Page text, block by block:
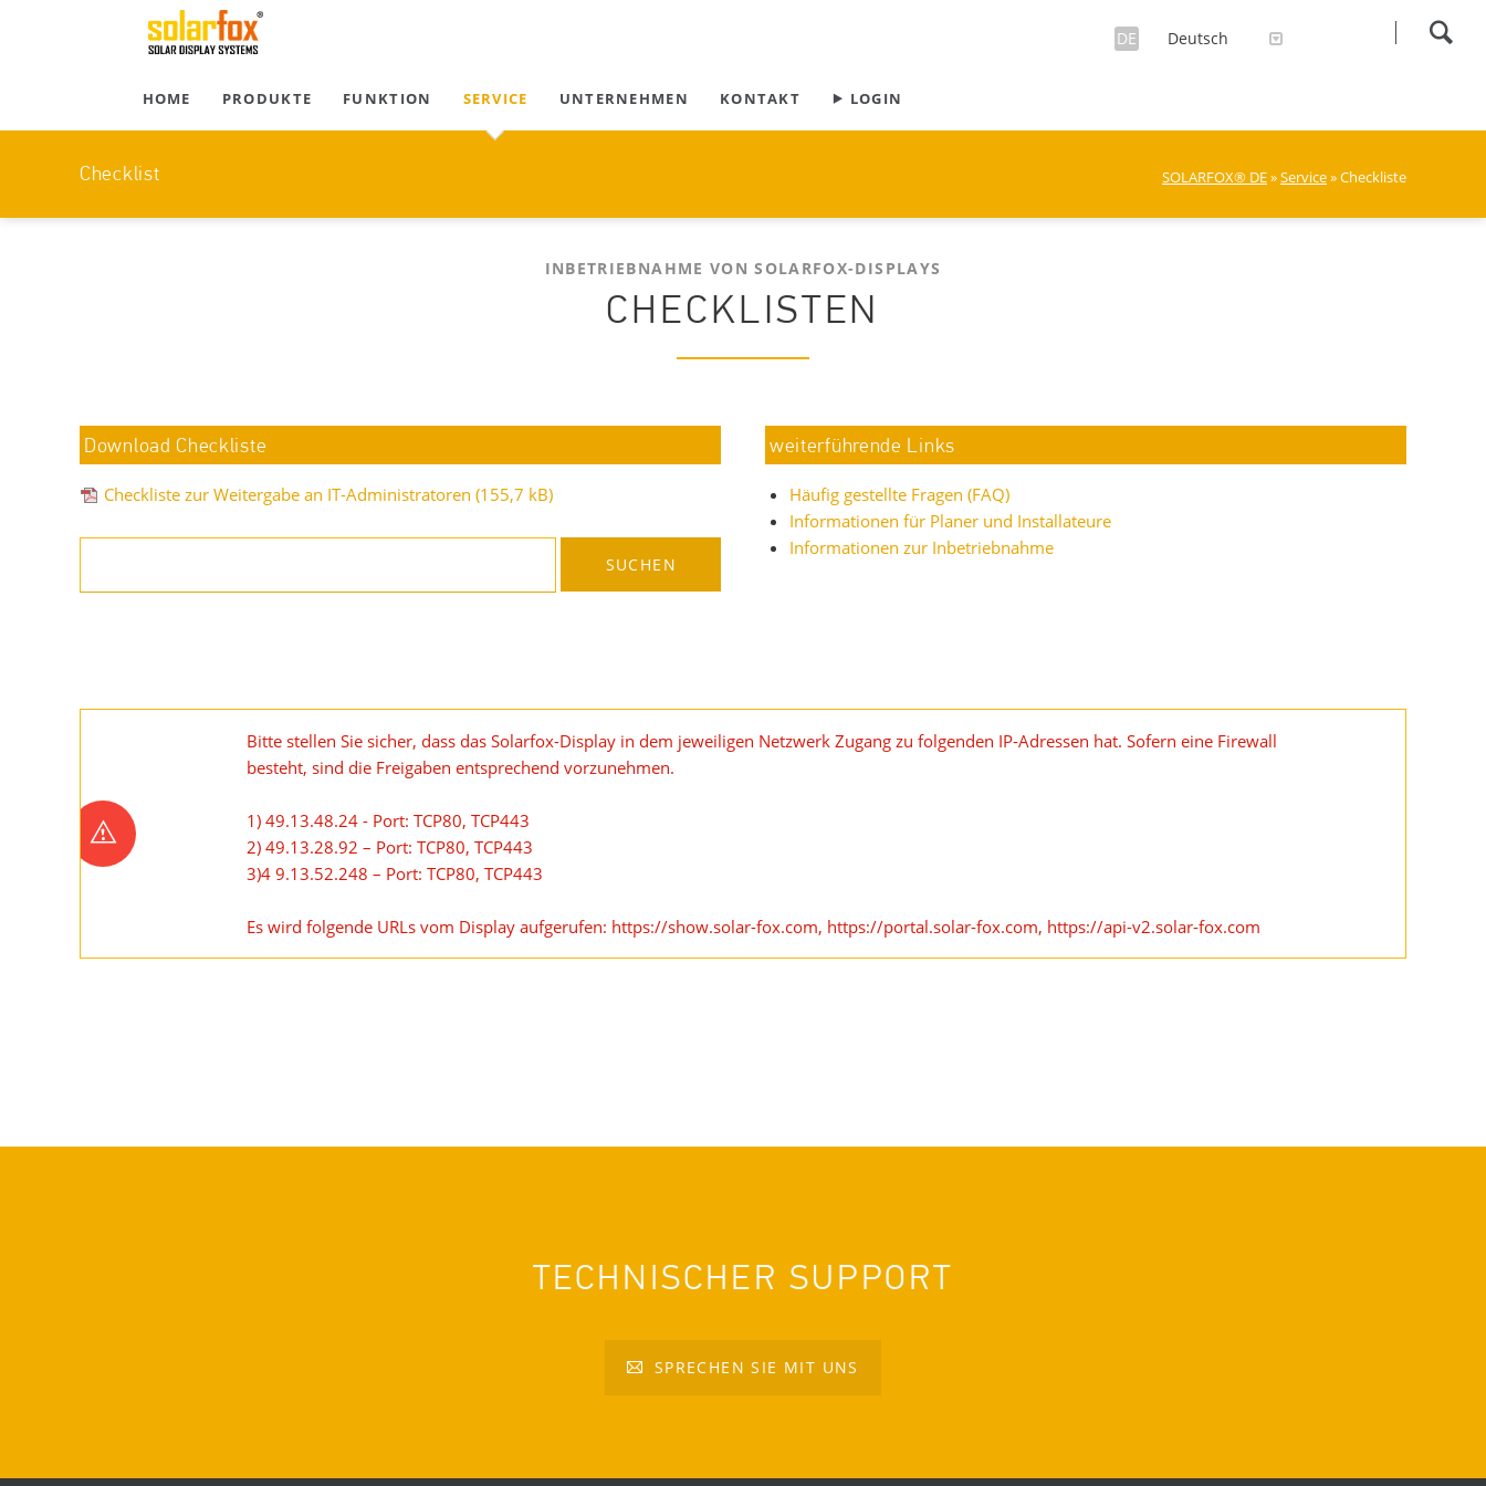
DE Deutsch
überspringen
HOME PRODUKTE FUNKTION SERVICE UNTERNEHMEN KONTAKT ⯈ LOGIN
Checklist SOLARFOX® DE»Service» Checkliste
INBETRIEBNAHME VON SOLARFOX-DISPLAYS
CHECKLISTEN
Download Checkliste
Checkliste zur Weitergabe an IT-Administratoren (155,7 kB)
weiterführende Links
Häufig gestellte Fragen (FAQ)
Informationen für Planer und Installateure
Informationen zur Inbetriebnahme
Bitte stellen Sie sicher, dass das Solarfox-Display in dem jeweiligen Netzwerk Zugang zu folgenden IP-Adressen hat. Sofern eine Firewall
besteht, sind die Freigaben entsprechend vorzunehmen.
1) 49.13.48.24 - Port: TCP80, TCP443
2) 49.13.28.92 – Port: TCP80, TCP443
3)4 9.13.52.248 – Port: TCP80, TCP443
Es wird folgende URLs vom Display aufgerufen: https://show.solar-fox.com, https://portal.solar-fox.com, https://api-v2.solar-fox.com
TECHNISCHER SUPPORT
SPRECHEN SIE MIT UNS